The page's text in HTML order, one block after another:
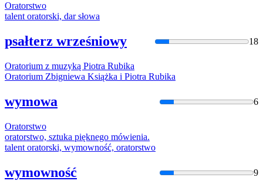
Oratorstwo
talentoratorski, dar słowa
psałterz wrześniowy 18
Oratorium z muzyką Piotra Rubika
Oratorium Zbigniewa Książka i Piotra Rubika
wymowa 6
Oratorstwo
oratorstwo, sztuka pięknego mówienia.
talent oratorski, wymowność, oratorstwo
wymowność 9